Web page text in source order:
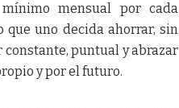
mensual por cada
que uno decida ahorrar, sin
constante, puntual y abrazar
y por el futuro.